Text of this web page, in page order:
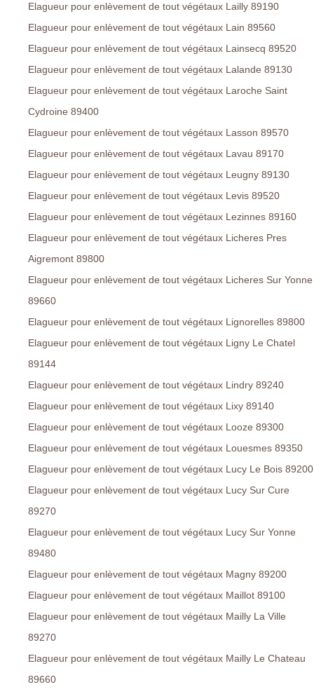
Elagueur pour enlèvement de tout végétaux Lailly 89190
Elagueur pour enlèvement de tout végétaux Lain 89560
Elagueur pour enlèvement de tout végétaux Lainsecq 89520
Elagueur pour enlèvement de tout végétaux Lalande 89130
Elagueur pour enlèvement de tout végétaux Laroche Saint
Cydroine 89400
Elagueur pour enlèvement de tout végétaux Lasson 89570
Elagueur pour enlèvement de tout végétaux Lavau 89170
Elagueur pour enlèvement de tout végétaux Leugny 89130
Elagueur pour enlèvement de tout végétaux Levis 89520
Elagueur pour enlèvement de tout végétaux Lezinnes 89160
Elagueur pour enlèvement de tout végétaux Licheres Pres
Aigremont 89800
Elagueur pour enlèvement de tout végétaux Licheres Sur Yonne
89660
Elagueur pour enlèvement de tout végétaux Lignorelles 89800
Elagueur pour enlèvement de tout végétaux Ligny Le Chatel
89144
Elagueur pour enlèvement de tout végétaux Lindry 89240
Elagueur pour enlèvement de tout végétaux Lixy 89140
Elagueur pour enlèvement de tout végétaux Looze 89300
Elagueur pour enlèvement de tout végétaux Louesmes 89350
Elagueur pour enlèvement de tout végétaux Lucy Le Bois 89200
Elagueur pour enlèvement de tout végétaux Lucy Sur Cure
89270
Elagueur pour enlèvement de tout végétaux Lucy Sur Yonne
89480
Elagueur pour enlèvement de tout végétaux Magny 89200
Elagueur pour enlèvement de tout végétaux Maillot 89100
Elagueur pour enlèvement de tout végétaux Mailly La Ville
89270
Elagueur pour enlèvement de tout végétaux Mailly Le Chateau
89660